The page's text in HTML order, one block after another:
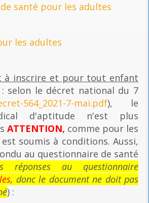
santé pour les adultes
les adultes
à inscrire et pour tout enfant
: selon le décret national du 7
564_2021-7-mai.pdf), le
d'aptitude n'est plus
ATTENTION, comme pour les
soumis à conditions. Aussi,
au questionnaire de santé
réponses au questionnaire
, donc le document ne doit pas
) :